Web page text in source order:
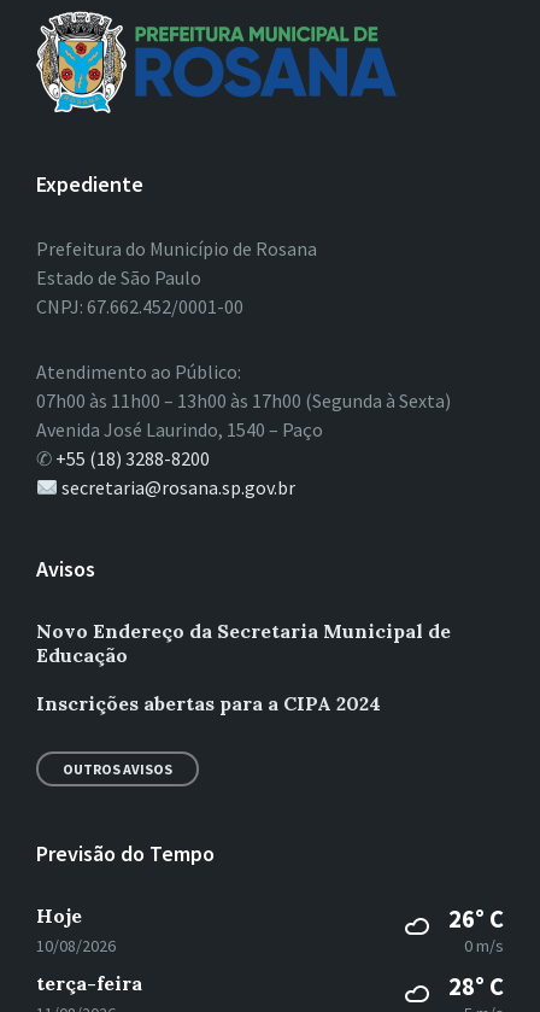
Expediente
Prefeitura do Município de Rosana
Estado de São Paulo
CNPJ: 67.662.452/0001-00
Atendimento ao Público:
07h00 às 11h00 – 13h00 às 17h00 (Segunda à Sexta)
Avenida José Laurindo, 1540 – Paço
✆ +55 (18) 3288-8200
secretaria@rosana.sp.gov.br
Avisos
Novo Endereço da Secretaria Municipal de
Educação
Inscrições abertas para a CIPA 2024
OUTROS AVISOS
Previsão do Tempo
Hoje
10/08/2026
26° C
0 m/s
terça-feira 28° C